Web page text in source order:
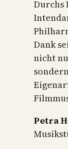
Durchs
Dank
nicht
Petra